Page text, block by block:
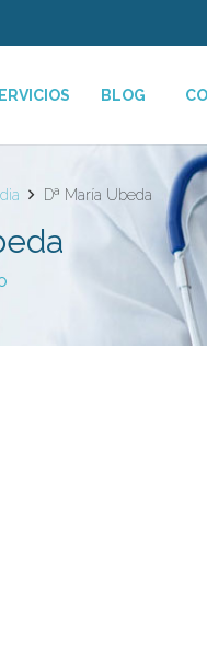
BLOG
Dª María Ubeda